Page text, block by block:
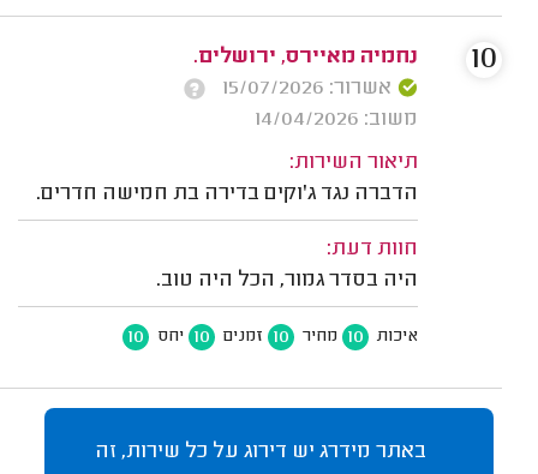
נחמיה מאיירס, ירושלים.
אשרור: 15/07/2026
משוב: 14/04/2026
תיאור השירות:
הדברה נגד ג'וקים בדירה בת חמישה חדרים.
חוות דעת:
היה בסדר גמור, הכל היה טוב.
איכות 10 מחיר 10 זמנים 10 יחס 10
10
באתר מידרג יש דירוג על כל שירות, זה